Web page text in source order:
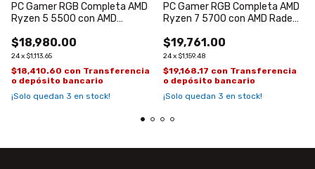
PC Gamer RGB Completa AMD
Ryzen 5 5500 con AMD
$18,980.00
24x $1,113.65
$18,410.60 con Transferencia
o depósito bancario
¡Solo quedan 3 en stock!
PC Gamer RGB Completa AMD
Ryzen 7 5700 con AMD Radeon
$19,761.00
24x $1,159.48
$19,168.17 con Transferencia
o depósito bancario
¡Solo quedan 3 en stock!